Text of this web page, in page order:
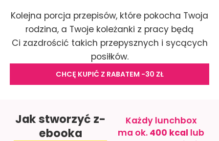
Kolejna porcja przepisów, które pokocha Twoja
rodzina, a Twoje koleżanki z pracy będą
Ci zazdrościć takich przepysznych i sycących
posiłków.
CHCĘ KUPIĆ Z RABATEM -30 ZŁ
Jak stworzyć z-
ebooka
Każdy lunchbox
ma ok. 400 kcal lub